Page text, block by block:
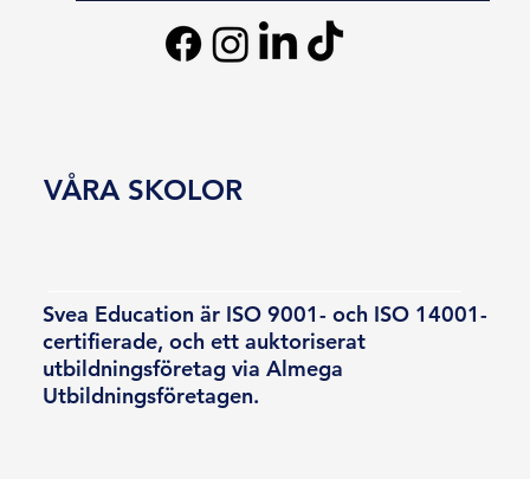
Svea Education är ISO 9001- och ISO 14001-
certifierade, och ett auktoriserat
utbildningsföretag via Almega
Utbildningsföretagen.
VÅRA SKOLOR